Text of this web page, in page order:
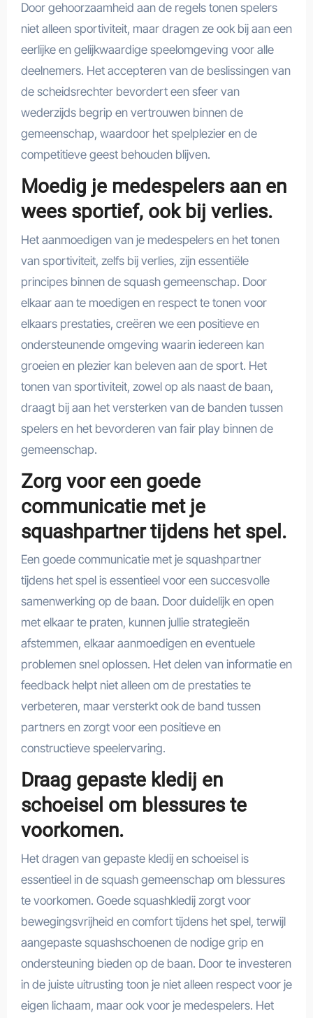
Door gehoorzaamheid aan de regels tonen spelers
niet alleen sportiviteit, maar dragen ze ook bij aan een
eerlijke en gelijkwaardige speelomgeving voor alle
deelnemers. Het accepteren van de beslissingen van
de scheidsrechter bevordert een sfeer van
wederzijds begrip en vertrouwen binnen de
gemeenschap, waardoor het spelplezier en de
competitieve geest behouden blijven.
Moedig je medespelers aan en
wees sportief, ook bij verlies.
Het aanmoedigen van je medespelers en het tonen
van sportiviteit, zelfs bij verlies, zijn essentiële
principes binnen de squash gemeenschap. Door
elkaar aan te moedigen en respect te tonen voor
elkaars prestaties, creëren we een positieve en
ondersteunende omgeving waarin iedereen kan
groeien en plezier kan beleven aan de sport. Het
tonen van sportiviteit, zowel op als naast de baan,
draagt bij aan het versterken van de banden tussen
spelers en het bevorderen van fair play binnen de
gemeenschap.
Zorg voor een goede
communicatie met je
squashpartner tijdens het spel.
Een goede communicatie met je squashpartner
tijdens het spel is essentieel voor een succesvolle
samenwerking op de baan. Door duidelijk en open
met elkaar te praten, kunnen jullie strategieën
afstemmen, elkaar aanmoedigen en eventuele
problemen snel oplossen. Het delen van informatie en
feedback helpt niet alleen om de prestaties te
verbeteren, maar versterkt ook de band tussen
partners en zorgt voor een positieve en
constructieve speelervaring.
Draag gepaste kledij en
schoeisel om blessures te
voorkomen.
Het dragen van gepaste kledij en schoeisel is
essentieel in de squash gemeenschap om blessures
te voorkomen. Goede squashkledij zorgt voor
bewegingsvrijheid en comfort tijdens het spel, terwijl
aangepaste squashschoenen de nodige grip en
ondersteuning bieden op de baan. Door te investeren
in de juiste uitrusting toon je niet alleen respect voor je
eigen lichaam, maar ook voor je medespelers. Het